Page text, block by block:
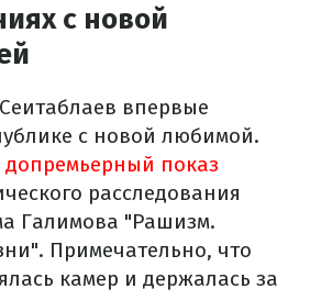
с новой
впервые
с новой любимой.
допремьерный показ
расследования
Галимова "Рашизм.
Примечательно, что
камер и держалась за